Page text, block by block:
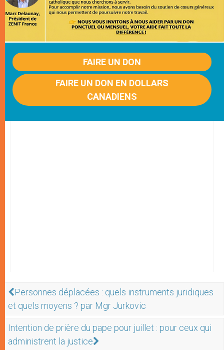
FAIRE UN DON
FAIRE UN DON EN DOLLARS
CANADIENS
Personnes déplacées : quels instruments juridiques
et quels moyens ? par Mgr Jurkovic
Intention de prière du pape pour juillet : pour ceux qui
administrent la justice